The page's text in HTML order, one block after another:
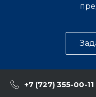
+7 (727) 355-00-11